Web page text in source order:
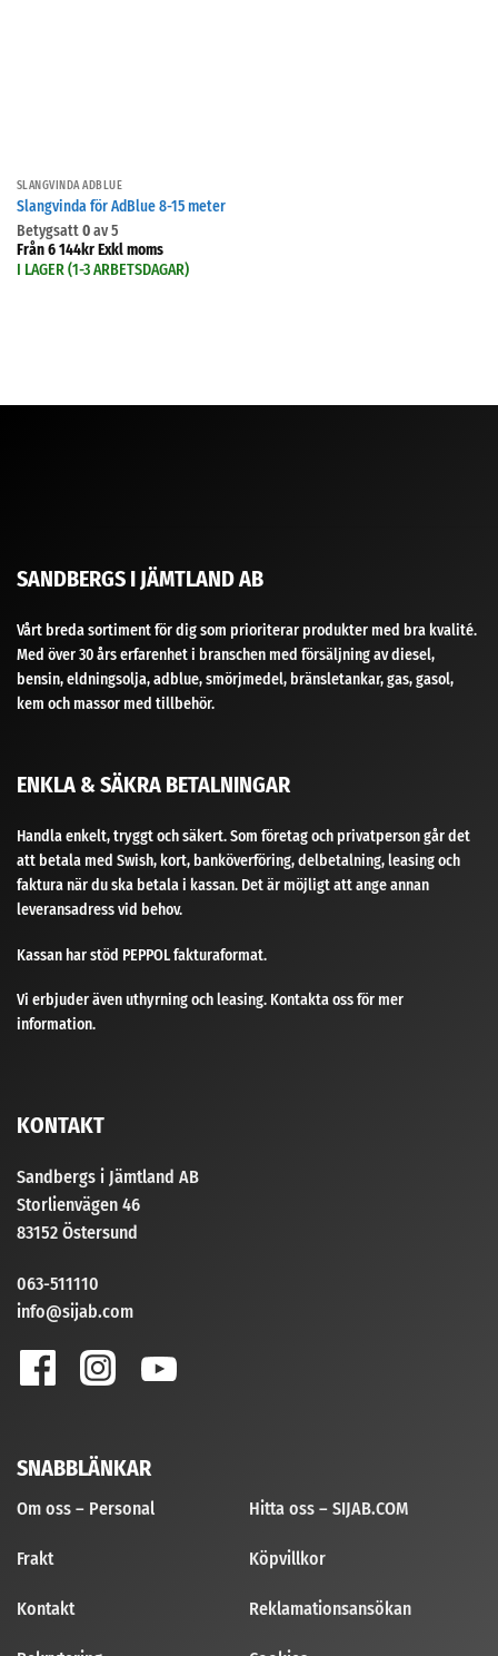
SLANGVINDA ADBLUE
Slangvinda för AdBlue 8-15 meter
Betygsatt0av 5
Från6 144krExkl moms
I LAGER (1-3 ARBETSDAGAR)
SANDBERGS I JÄMTLAND AB
Vårt breda sortiment för dig som prioriterar produkter med bra kvalité.
Med över 30 års erfarenhet i branschen med försäljning av diesel,
bensin, eldningsolja, adblue, smörjmedel, bränsletankar, gas, gasol,
kem och massor med tillbehör.
ENKLA & SÄKRA BETALNINGAR
Handla enkelt, tryggt och säkert. Som företag och privatperson går det
att betala med Swish, kort, banköverföring, delbetalning, leasing och
faktura när du ska betala i kassan. Det är möjligt att ange annan
leveransadress vid behov.
Kassan har stöd PEPPOL fakturaformat.
Vi erbjuder även uthyrning och leasing. Kontakta oss för mer
information.
KONTAKT
Sandbergs i Jämtland AB
Storlienvägen 46
83152 Östersund
063-511110
info@sijab.com
SNABBLÄNKAR
Om oss – Personal
Frakt
Kontakt
Hitta oss – SIJAB.COM
Köpvillkor
Reklamationsansökan